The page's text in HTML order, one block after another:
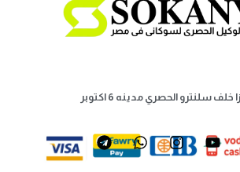
سلنترو الحصري مدينه 6 اكتوبر